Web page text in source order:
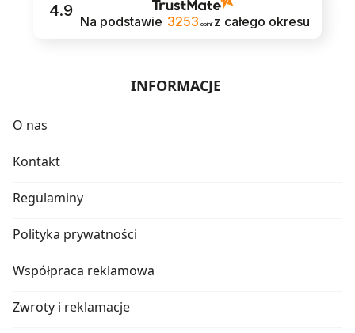
4.9
Na podstawie 3253 opinii z całego okresu
INFORMACJE
O nas
Kontakt
Regulaminy
Polityka prywatności
Współpraca reklamowa
Zwroty i reklamacje